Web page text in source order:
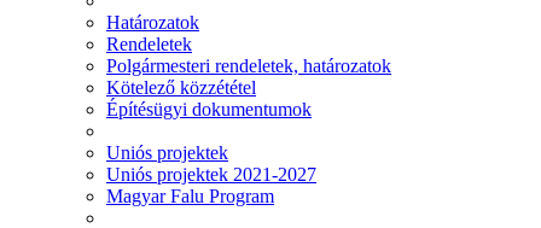
Határozatok
Rendeletek
Polgármesteri rendeletek, határozatok
Kötelező közzététel
Építésügyi dokumentumok
Uniós projektek
Uniós projektek 2021-2027
Magyar Falu Program